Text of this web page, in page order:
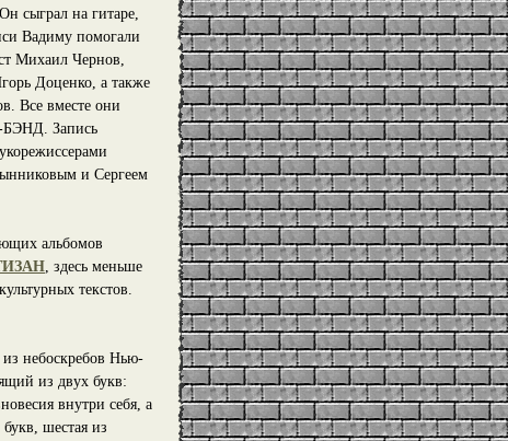
сыграл на гитаре,
Вадиму помогали
Михаил Чернов,
Доценко, а также
Все вместе они
Запись
и Сергеем
альбомов
, здесь меньше
текстов.
небоскребов Нью-
из двух букв:
внутри себя, а
шестая из